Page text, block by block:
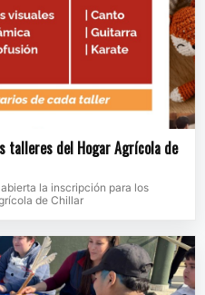
talleres del Hogar Agrícola de
la inscripción para los
de Chillar